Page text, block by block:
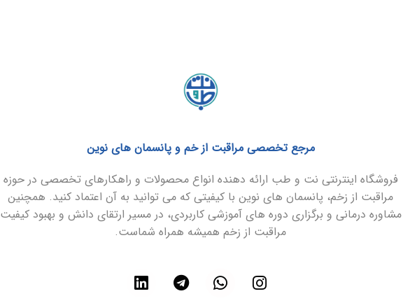
مرجع تخصصی مراقبت از خم و پانسمان های نوین
فروشگاه اینترنتی نت و طب ارائه دهنده انواع محصولات و راهکارهای تخصصی در حوزه
مراقبت از زخم، پانسمان های نوین با کیفیتی که می توانید به آن اعتماد کنید. همچنین
مشاوره درمانی و برگزاری دوره های آموزشی کاربردی، در مسیر ارتقای دانش و بهبود کیفیت
مراقبت از زخم همیشه همراه شماست.